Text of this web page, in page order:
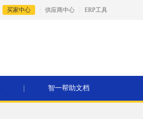
买家中心 供应商中心 ERP工具
智一帮助文档